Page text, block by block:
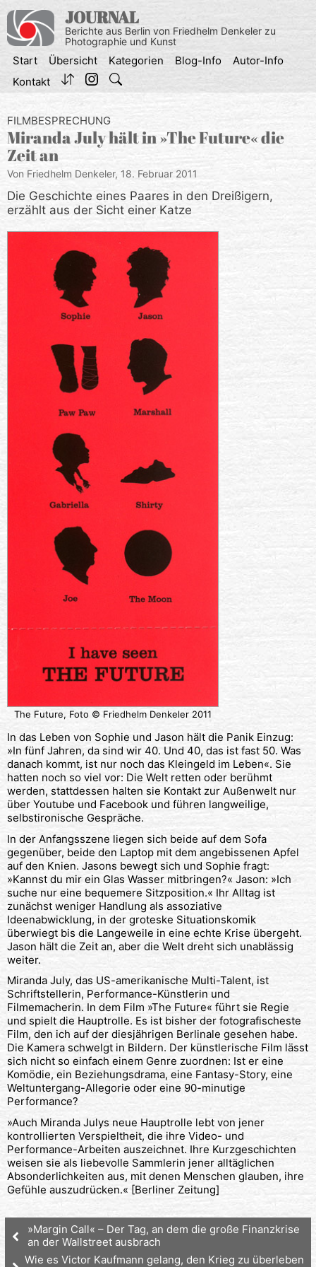
Inhalt
springen
JOURNAL
Berichte aus Berlin von Friedhelm Denkeler zu
Photographie und Kunst
Start Übersicht Kategorien Blog-Info
Autor-Info
Kontakt
FILMBESPRECHUNG
Miranda July hält in »The Future« die
Zeit an
Von Friedhelm Denkeler, 18. Februar 2011
Die Geschichte eines Paares in den Dreißigern,
erzählt aus der Sicht einer Katze
The Future, Foto © Friedhelm Denkeler 2011
In das Leben von Sophie und Jason hält die Panik Einzug:
»In fünf Jahren, da sind wir 40. Und 40, das ist fast 50. Was
danach kommt, ist nur noch das Kleingeld im Leben«. Sie
hatten noch so viel vor: Die Welt retten oder berühmt
werden, stattdessen halten sie Kontakt zur Außenwelt nur
über Youtube und Facebook und führen langweilige,
selbstironische Gespräche.
In der Anfangsszene liegen sich beide auf dem Sofa
gegenüber, beide den Laptop mit dem angebissenen Apfel
auf den Knien. Jasons bewegt sich und Sophie fragt:
»Kannst du mir ein Glas Wasser mitbringen?« Jason: »Ich
suche nur eine bequemere Sitzposition.« Ihr Alltag ist
zunächst weniger Handlung als assoziative
Ideenabwicklung, in der groteske Situationskomik
überwiegt bis die Langeweile in eine echte Krise übergeht.
Jason hält die Zeit an, aber die Welt dreht sich unablässig
weiter.
Miranda July, das US-amerikanische Multi-Talent, ist
Schriftstellerin, Performance-Künstlerin und
Filmemacherin. In dem Film »The Future« führt sie Regie
und spielt die Hauptrolle. Es ist bisher der fotografischeste
Film, den ich auf der diesjährigen Berlinale gesehen habe.
Die Kamera schwelgt in Bildern. Der künstlerische Film lässt
sich nicht so einfach einem Genre zuordnen: Ist er eine
Komödie, ein Beziehungsdrama, eine Fantasy-Story, eine
Weltuntergang-Allegorie oder eine 90-minutige
Performance?
»Auch Miranda Julys neue Hauptrolle lebt von jener
kontrollierten Verspieltheit, die ihre Video- und
Performance-Arbeiten auszeichnet. Ihre Kurzgeschichten
weisen sie als liebevolle Sammlerin jener alltäglichen
Absonderlichkeiten aus, mit denen Menschen glauben, ihre
Gefühle auszudrücken.« [Berliner Zeitung]
»Margin Call« – Der Tag, an dem die große Finanzkrise
an der Wallstreet ausbrach
Wie es Victor Kaufmann gelang, den Krieg zu überleben